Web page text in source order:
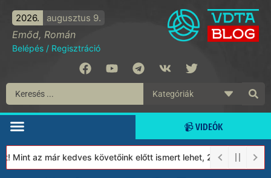
2026. augusztus 9.
Emőd, Román
Belépés / Regisztráció
📹 VIDEÓK
az már kedves követőink előtt ismert lehet, 2023-tól a